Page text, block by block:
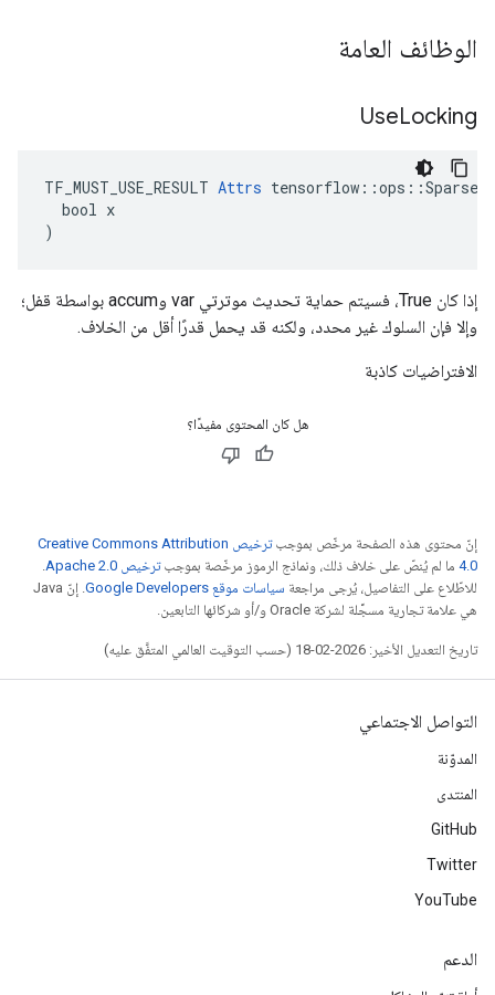
الوظائف العامة
UseLocking
TF_MUST_USE_RESULT Attrs
  bool x
)
إذا كان True، فسيتم حماية تحديث موترتي var وaccum بواسطة قفل؛
وإلا فإن السلوك غير محدد، ولكنه قد يحمل قدرًا أقل من الخلاف.
الافتراضيات كاذبة
هل كان المحتوى مفيدًا؟
إنّ محتوى هذه الصفحة مرخّص بموجب
ترخيص Creative Commons Attribution
4.0‏ ما لم يُنصّ على خلاف ذلك، ونماذج الرموز مرخّصة بموجبترخيص Apache 2.0‏
.
للاطّلاع على التفاصيل، يُرجى مراجعة سياسات موقع Google Developers‏
. إنّ Java
هي علامة تجارية مسجَّلة لشركة Oracle و/أو شركائها التابعين.
تاريخ التعديل الأخير: 2026-02-18 (حسب التوقيت العالمي المتفَّق عليه)
التواصل الاجتماعي
المدوّنة
المنتدى
GitHub
Twitter
YouTube
الدعم